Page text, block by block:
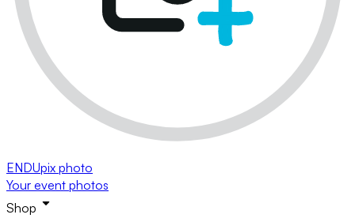
ENDUpix photo
Your event photos
Shop